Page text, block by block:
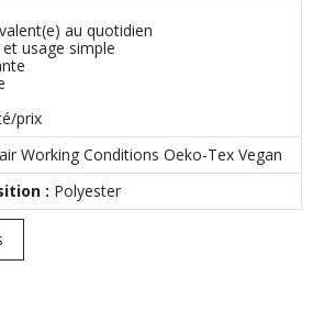
au quotidien
usage simple
prix
Working Conditions Oeko-Tex Vegan
: Polyester